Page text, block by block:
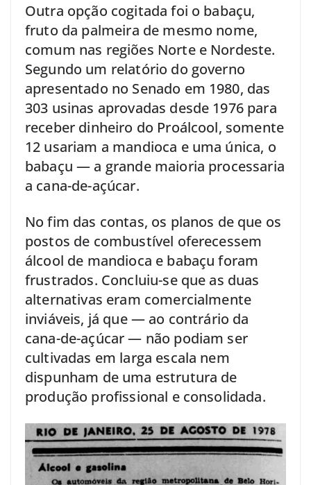
Outra opção cogitada foi o babaçu,
fruto da palmeira de mesmo nome,
comum nas regiões Norte e Nordeste.
Segundo um relatório do governo
apresentado no Senado em 1980, das
303 usinas aprovadas desde 1976 para
receber dinheiro do Proálcool, somente
12 usariam a mandioca e uma única, o
babaçu — a grande maioria processaria
a cana-de-açúcar.
No fim das contas, os planos de que os
postos de combustível oferecessem
álcool de mandioca e babaçu foram
frustrados. Concluiu-se que as duas
alternativas eram comercialmente
inviáveis, já que — ao contrário da
cana-de-açúcar — não podiam ser
cultivadas em larga escala nem
dispunham de uma estrutura de
produção profissional e consolidada.